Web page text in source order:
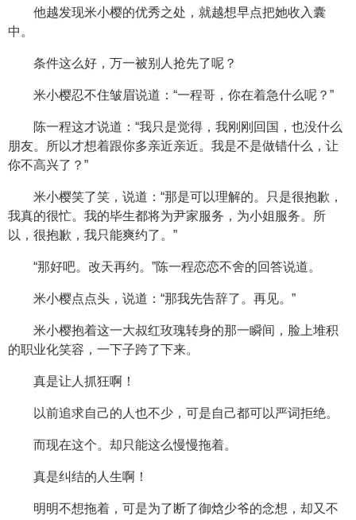
他越发现米小樱的优秀之处，就越想早点把她收入囊
中。
条件这么好，万一被别人抢先了呢？
米小樱忍不住皱眉说道：“一程哥，你在着急什么呢？”
陈一程这才说道：“我只是觉得，我刚刚回国，也没什么
朋友。所以才想着跟你多亲近亲近。我是不是做错什么，让
你不高兴了？”
米小樱笑了笑，说道：“那是可以理解的。只是很抱歉，
我真的很忙。我的毕生都将为尹家服务，为小姐服务。所
以，很抱歉，我只能爽约了。”
“那好吧。改天再约。”陈一程恋恋不舍的回答说道。
米小樱点点头，说道：“那我先告辞了。再见。”
米小樱抱着这一大叔红玫瑰转身的那一瞬间，脸上堆积
的职业化笑容，一下子跨了下来。
真是让人抓狂啊！
以前追求自己的人也不少，可是自己都可以严词拒绝。
而现在这个。却只能这么慢慢拖着。
真是纠结的人生啊！
明明不想拖着，可是为了断了御焓少爷的念想，却又不